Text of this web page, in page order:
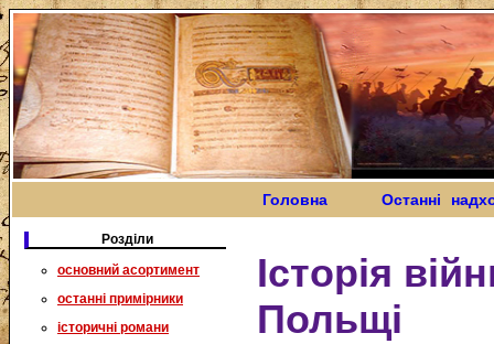
Головна Останні
Розділи
основний асортимент
останні примірники
історичні романи
Історія
Польщі